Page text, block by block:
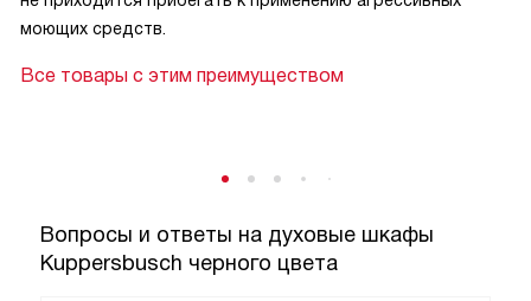
покупкой: надёжная и практичная техника, которая
моющих средств.
Все товары с этим преимуществом
Вопросы и ответы на духовые шкафы
Kuppersbusch черного цвета